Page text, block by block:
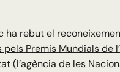
ha rebut el
Premis Mundials de
(l’agència de les